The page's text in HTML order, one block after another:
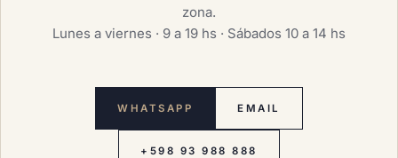
zona.
Lunes a viernes · 9 a 19 hs · Sábados 10 a 14 hs
WHATSAPP EMAIL
+598 93 988 888